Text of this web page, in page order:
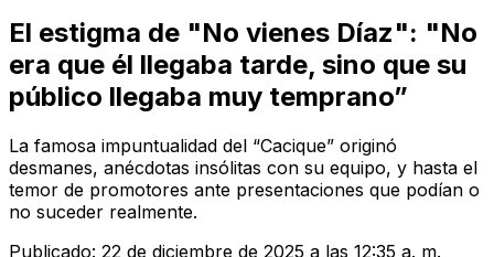
El estigma de "No vienes Díaz": "No
era que él llegaba tarde, sino que su
público llegaba muy temprano”
La famosa impuntualidad del “Cacique” originó
desmanes, anécdotas insólitas con su equipo, y hasta el
temor de promotores ante presentaciones que podían o
no suceder realmente.
Publicado: 22 de diciembre de 2025 a las 12:35 a. m.